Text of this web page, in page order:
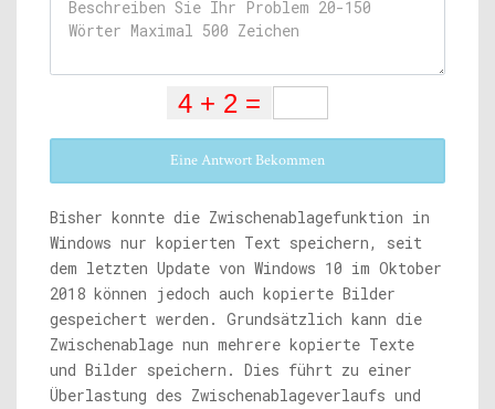
Eine Antwort Bekommen
Bisher konnte die Zwischenablagefunktion in
Windows nur kopierten Text speichern, seit
dem letzten Update von Windows 10 im Oktober
2018 können jedoch auch kopierte Bilder
gespeichert werden. Grundsätzlich kann die
Zwischenablage nun mehrere kopierte Texte
und Bilder speichern. Dies führt zu einer
Überlastung des Zwischenablageverlaufs und